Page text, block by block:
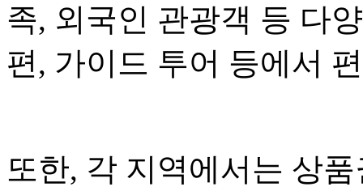
족, 외국인 관광객 등 다
편, 가이드 투어 등에서
또한, 각 지역에서는 상